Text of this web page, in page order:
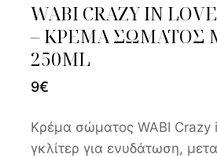
WABI CRAZY IN
– ΚΡΕΜΑ ΣΩΜΑΤΟΣ
250ML
9€
Κρέμα σώματος WABI Crazy
γκλίτερ για ενυδάτωση,